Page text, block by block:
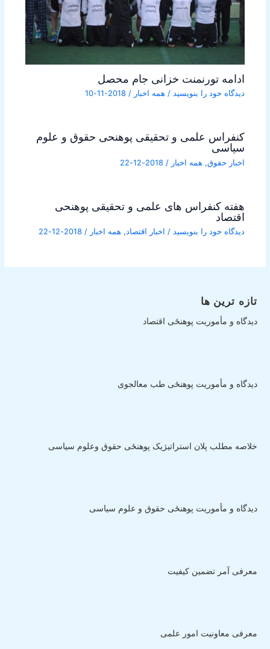
ادامه تورنمنت خزانی جام محصل
دیدگاه‌ خود را بنویسید / همه اخبار /
2018-11-10
کنفراس علمی و تحقیقی پوهنحی حقوق و علوم
سیاسی
اخبار حقوق, همه اخبار /
2018-12-22
هفته کنفراس های علمی و تحقیقی پوهنحی
اقتصاد
دیدگاه‌ خود را بنویسید / اخبار اقتصاد, همه اخبار /
2018-12-22
تازه ترین ها
دیدگاه و مأموریت پوهنځی اقتصاد
دیدگاه و مأموریت پوهنځی طب معالجوی
خلاصه مطلب پلان استراتیژیک پوهنځی حقوق وعلوم سیاسی
دیدگاه و مأموریت پوهنځی حقوق و علوم سیاسی
معرفی آمر تضمین کیفیت
معرفی معاونیت امور علمی